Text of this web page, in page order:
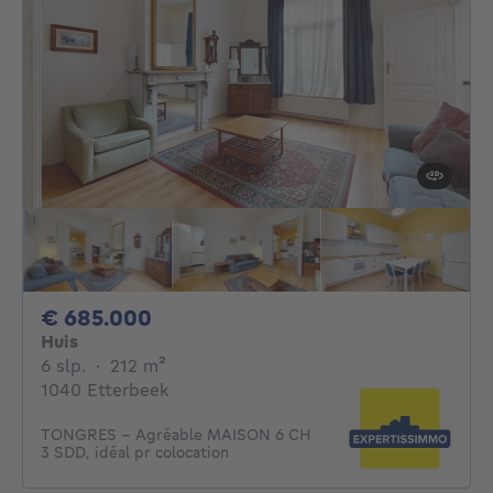
€ 685.000
Huis
6 slp. 6 slaapkamers
· 212 m²
1040 Etterbeek
TONGRES - Agréable MAISON 6 CH
3 SDD, idéal pr colocation